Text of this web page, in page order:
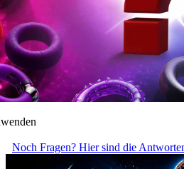
Noch Fragen? Hier sind die